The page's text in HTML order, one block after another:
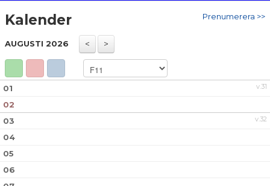
HEM
NYHETER
MATCHER
TRUPPEN
BILDGALLERI
DOKUMENT
Prenumerera >>
Kalender
AUGUSTI 2026
v.31
01
02
v.32
03
04
05
06